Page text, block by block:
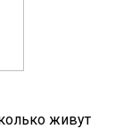
живут